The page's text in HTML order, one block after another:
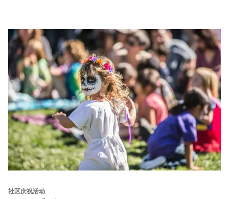
move, make, and connect in celebration of Black culture.
社区庆祝活动